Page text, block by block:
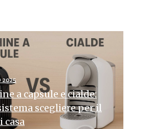
2025
a capsule e cialde:
scegliere per il
casa